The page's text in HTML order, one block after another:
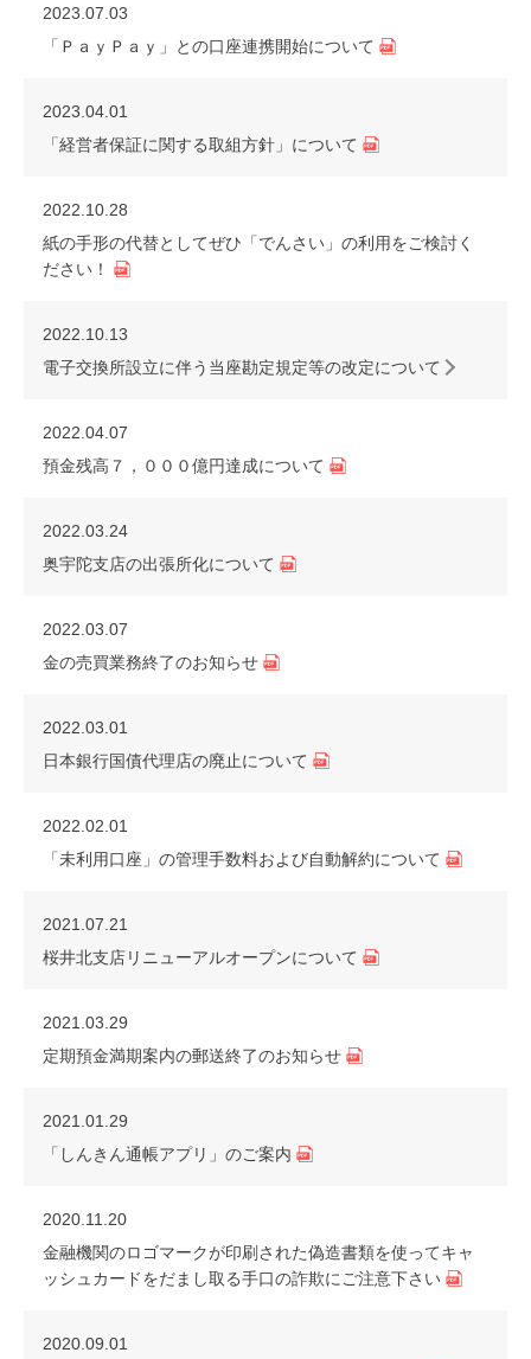
2023.07.03
「ＰａｙＰａｙ」との口座連携開始について
2023.04.01
「経営者保証に関する取組方針」について
2022.10.28
紙の手形の代替としてぜひ「でんさい」の利用をご検討く
ださい！
2022.10.13
電子交換所設立に伴う当座勘定規定等の改定について
2022.04.07
預金残高７，０００億円達成について
2022.03.24
奥宇陀支店の出張所化について
2022.03.07
金の売買業務終了のお知らせ
2022.03.01
日本銀行国債代理店の廃止について
2022.02.01
「未利用口座」の管理手数料および自動解約について
2021.07.21
桜井北支店リニューアルオープンについて
2021.03.29
定期預金満期案内の郵送終了のお知らせ
2021.01.29
「しんきん通帳アプリ」のご案内
2020.11.20
金融機関のロゴマークが印刷された偽造書類を使ってキャ
ッシュカードをだまし取る手口の詐欺にご注意下さい
2020.09.01